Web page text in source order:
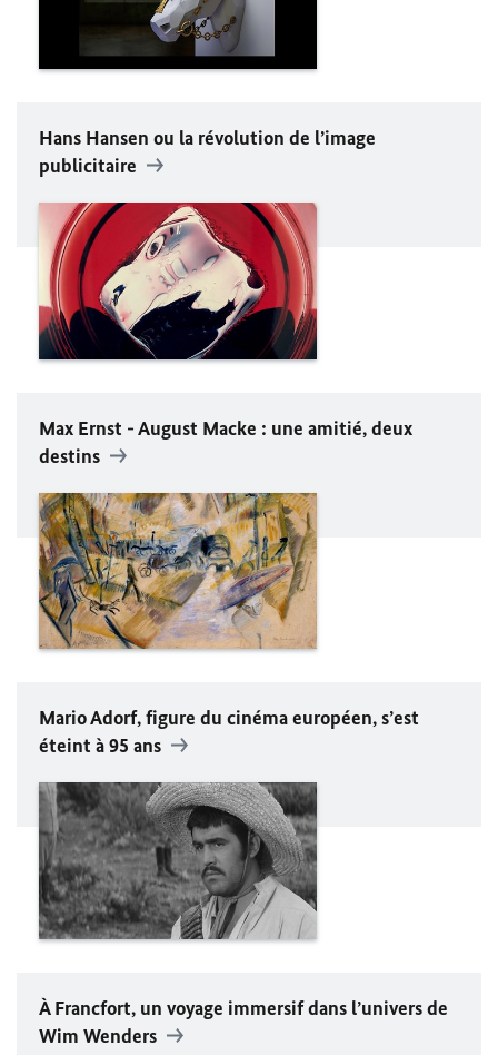
Hans Hansen ou la révolution de l’image
publicitaire
Max Ernst -August Macke : une amitié, deux
destins
Mario Adorf, figure du cinéma européen, s’est
éteint à 95 ans
À Francfort, un voyage immersif dans l’univers de
Wim Wenders